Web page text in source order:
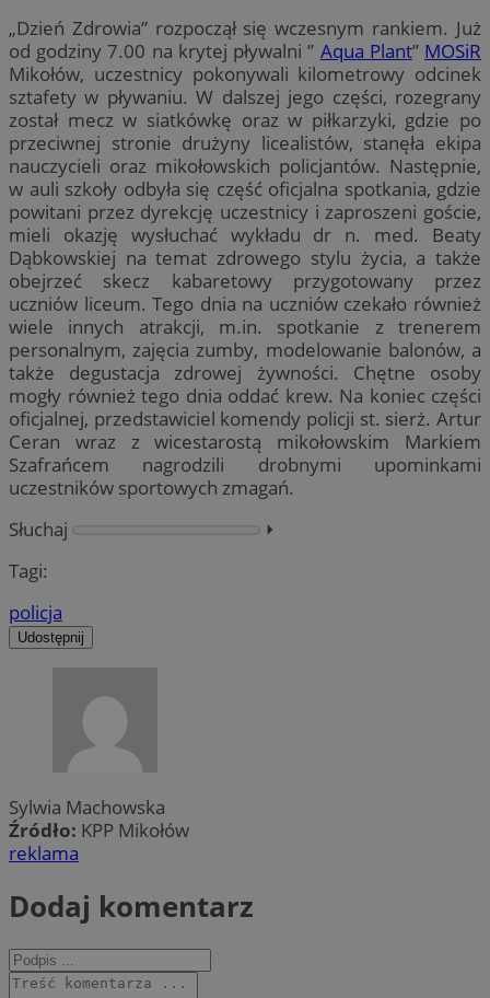
„Dzień Zdrowia” rozpoczął się wczesnym rankiem. Już
od godziny 7.00 na krytej pływalni ” Aqua Plant” MOSiR
Mikołów, uczestnicy pokonywali kilometrowy odcinek
sztafety w pływaniu. W dalszej jego części, rozegrany
został mecz w siatkówkę oraz w piłkarzyki, gdzie po
przeciwnej stronie drużyny licealistów, stanęła ekipa
nauczycieli oraz mikołowskich policjantów. Następnie,
w auli szkoły odbyła się część oficjalna spotkania, gdzie
powitani przez dyrekcję uczestnicy i zaproszeni goście,
mieli okazję wysłuchać wykładu dr n. med. Beaty
Dąbkowskiej na temat zdrowego stylu życia, a także
obejrzeć skecz kabaretowy przygotowany przez
uczniów liceum. Tego dnia na uczniów czekało również
wiele innych atrakcji, m.in. spotkanie z trenerem
personalnym, zajęcia zumby, modelowanie balonów, a
także degustacja zdrowej żywności. Chętne osoby
mogły również tego dnia oddać krew. Na koniec części
oficjalnej, przedstawiciel komendy policji st. sierż. Artur
Ceran wraz z wicestarostą mikołowskim Markiem
Szafrańcem nagrodzili drobnymi upominkami
uczestników sportowych zmagań.
Słuchaj
⏵︎
Tagi:
policja
Udostępnij
Sylwia Machowska
Źródło: KPP Mikołów
reklama
Dodaj komentarz